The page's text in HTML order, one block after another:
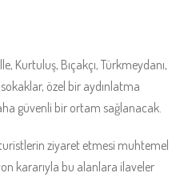
Kurtuluş, Bıçakçı, Türkmeydanı,
özel bir aydınlatma
güvenli bir ortam sağlanacak.
turistlerin ziyaret etmesi muhtemel
kararıyla bu alanlara ilaveler